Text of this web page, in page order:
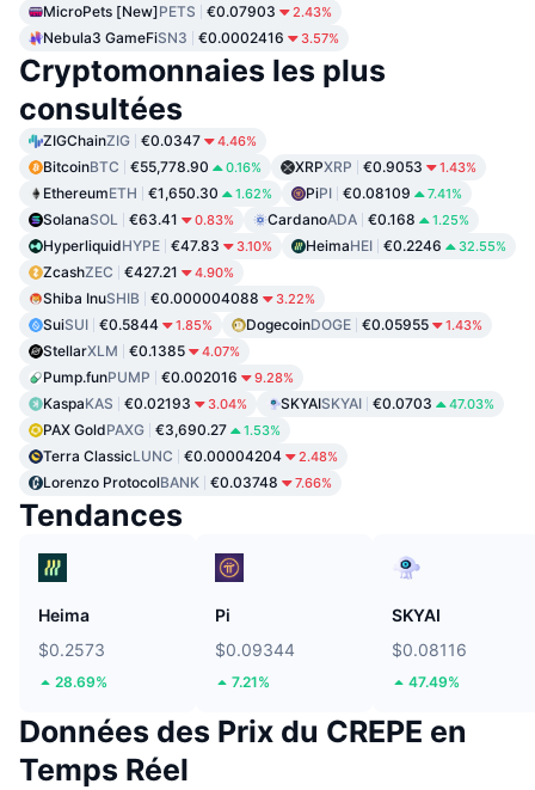
MicroPets [New]PETS €0.07903 2.43%
Nebula3 GameFiSN3 €0.0002416 3.57%
Cryptomonnaies les plus
consultées
ZIGChainZIG €0.0347 4.46%
BitcoinBTC €55,778.90 0.16% XRPXRP €0.9053 1.43%
EthereumETH €1,650.30 1.62% PiPI €0.08109 7.41%
SolanaSOL €63.41 0.83% CardanoADA €0.168 1.25%
HyperliquidHYPE €47.83 3.10% HeimaHEI €0.2246 32.55%
ZcashZEC €427.21 4.90%
Shiba InuSHIB €0.000004088 3.22%
SuiSUI €0.5844 1.85% DogecoinDOGE €0.05955 1.43%
StellarXLM €0.1385 4.07%
Pump.funPUMP €0.002016 9.28%
KaspaKAS €0.02193 3.04% SKYAISKYAI €0.0703 47.03%
PAX GoldPAXG €3,690.27 1.53%
Terra ClassicLUNC €0.00004204 2.48%
Lorenzo ProtocolBANK €0.03748 7.66%
Tendances
Heima
$0.2573
28.69%
Pi
$0.09344
7.21%
SKYAI
$0.08116
47.49%
Données des Prix du CREPE en
Temps Réel